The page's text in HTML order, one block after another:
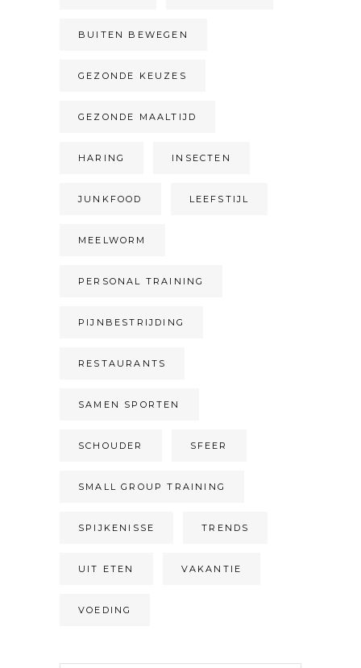
BUITEN BEWEGEN
GEZONDE KEUZES
GEZONDE MAALTIJD
HARING INSECTEN
JUNKFOOD LEEFSTIJL
MEELWORM
PERSONAL TRAINING
PIJNBESTRIJDING
RESTAURANTS
SAMEN SPORTEN
SCHOUDER SFEER
SMALL GROUP TRAINING
SPIJKENISSE TRENDS
UIT ETEN VAKANTIE
VOEDING